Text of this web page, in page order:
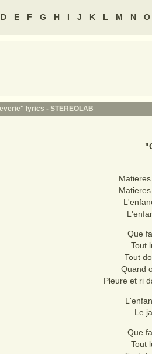
D E F G H I J K L M N O
lyrics - STEREOLAB
"
Que
Tout
Tout
Quand
Pleure et ri
Le
Que
Tout